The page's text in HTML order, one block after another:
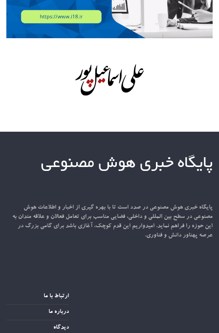
پایگاه خبری هوش مصنوعی
پایگاه خبری هوش مصنوعی در صدد است تا با بهره گیری از اخبار و اطلاعات هوش
مصنوعی در سطح بین المللی و داخلی، فضایی مناسب برای تعامل فعالان و علاقه مندان به
این حوزه را فراهم نماید. امیدواریم این قدم کوچک، آغازی باشد برای گامی بزرگ در
عرصه پهناور دانش و فناوری.
ارتباط با ما
درباره ما
دیدگاه